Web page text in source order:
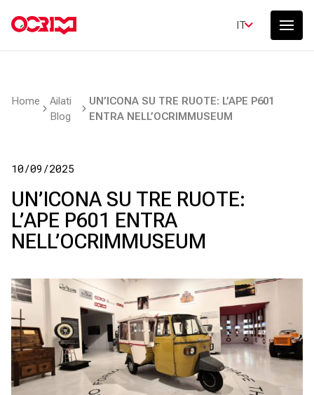
IT
Home
Ailati
Blog
UN’ICONA SU TRE RUOTE: L’APE P601
ENTRA NELL’OCRIMMUSEUM
10/09/2025
UN’ICONA SU TRE RUOTE:
L’APE P601 ENTRA
NELL’OCRIMMUSEUM